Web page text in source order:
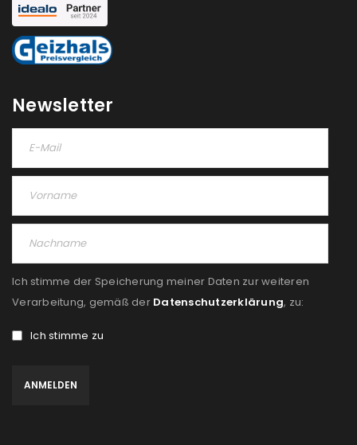
Newsletter
Ich stimme der Speicherung meiner Daten zur weiteren
Verarbeitung, gemäß der Datenschutzerklärung, zu:
Ich stimme zu